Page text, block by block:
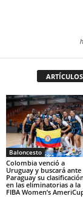
Baloncesto
Colombia venció a
Uruguay y buscará ante
Paraguay su
en las eliminatorias a la
FIBA Women’s